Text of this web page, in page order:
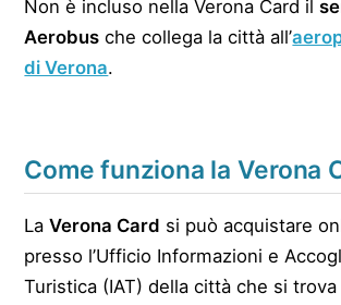
Non è incluso nella Verona Card il
Aerobus che collega la città all’
di Verona.
Come funziona la Verona
LaVerona Card si può acquistare
presso l’Ufficio Informazioni e
Turistica (IAT) della città che si trova